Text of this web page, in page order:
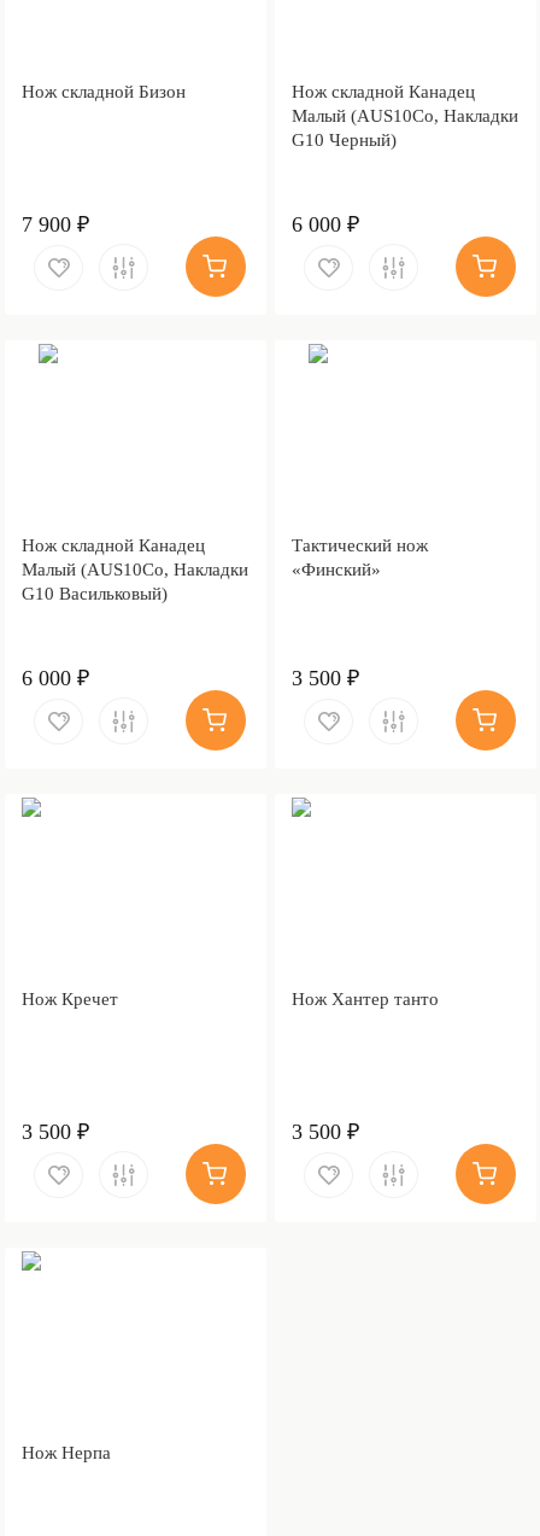
Нож складной Бизон
7 900 ₽
Нож складной Канадец
Малый (AUS10Co, Накладки
G10 Черный)
6 000 ₽
Нож складной Канадец
Малый (AUS10Co, Накладки
G10 Васильковый)
6 000 ₽
Тактический нож
«Финский»
3 500 ₽
Нож Кречет
3 500 ₽
Нож Хантер танто
3 500 ₽
Нож Нерпа